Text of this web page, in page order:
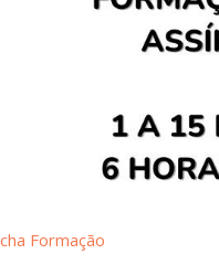
Formação